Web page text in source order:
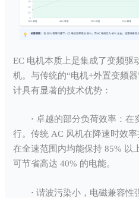
EC 电机本质上是集成了变频驱
机。与传统的“电机+外置变频
计具有显著的技术优势：
· 卓越的部分负荷效率：在
行。传统 AC 风机在降速时效
在全速范围内均能保持 85% 以
可节省高达 40% 的电能。
· 谐波污染小，电磁兼容性